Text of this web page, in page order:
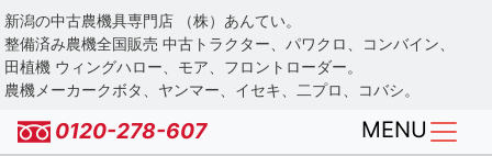
Skip
to
main
content
新潟の中古農機具専門店 （株）あんてい。
整備済み農機全国販売 中古トラクター、パワクロ、コンバイン、
田植機 ウィングハロー、モア、フロントローダー。
農機メーカークボタ、ヤンマー、イセキ、二プロ、コバシ。
0120-278-607 MENU